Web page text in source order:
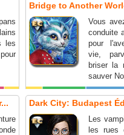
les
Bridge to Another
Vous
conduite
pour
vie,
briser la
sauver
Dark City: Budapest
Les
les rues